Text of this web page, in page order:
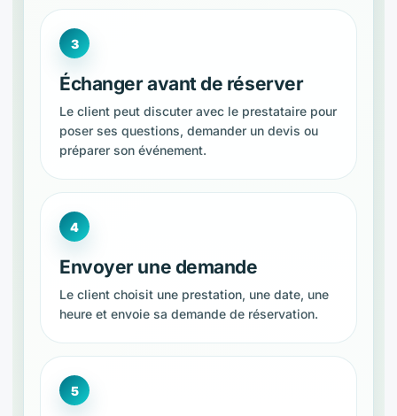
Échanger avant de réserver
Le client peut discuter avec le prestataire pour
poser ses questions, demander un devis ou
préparer son événement.
Envoyer une demande
Le client choisit une prestation, une date, une
heure et envoie sa demande de réservation.